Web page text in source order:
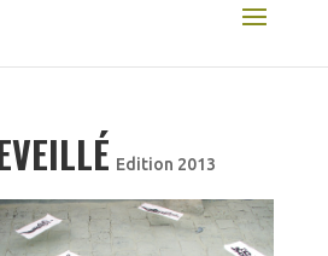
Edition 2013